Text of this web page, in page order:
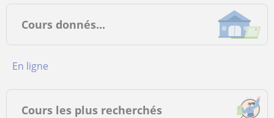
Cours donnés...
en ligne
Cours les plus recherchés